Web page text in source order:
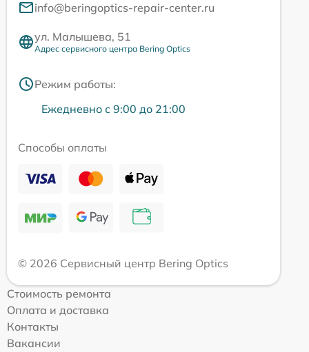
info@beringoptics-repair-center.ru
ул. Малышева, 51
Адрес сервисного центра Bering Optics
Режим работы:
Ежедневно с 9:00 до 21:00
Способы оплаты
© 2026 Сервисный центр Bering Optics
Стоимость ремонта
Оплата и доставка
Контакты
Вакансии